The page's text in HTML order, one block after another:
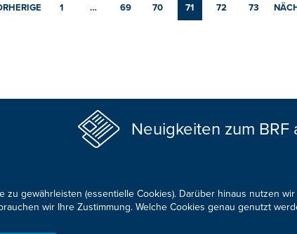
1 … 69 70 71 72 73
Neuigkeiten zum
gewährleisten (essentielle Cookies). Darüber hinaus nutzen
wir Ihre Zustimmung. Welche Cookies genau genutzt